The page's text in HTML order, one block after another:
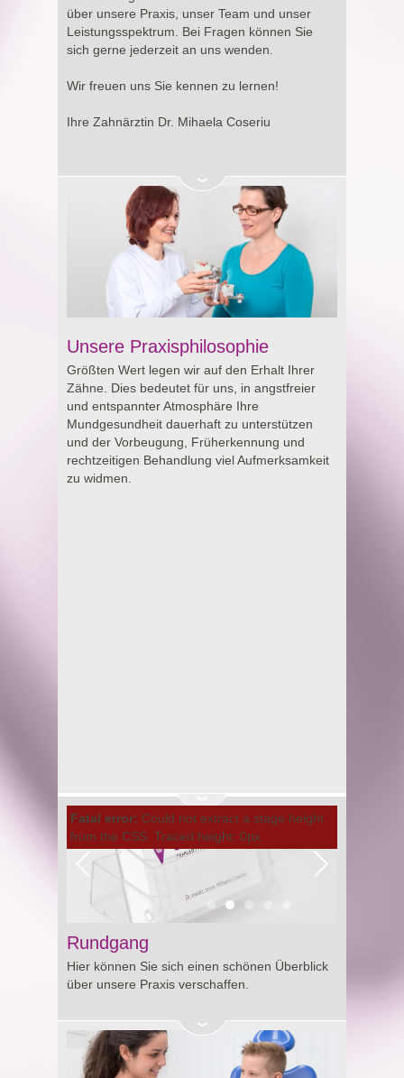
über unsere Praxis, unser Team und unser
Leistungsspektrum. Bei Fragen können Sie
sich gerne jederzeit an uns wenden.
Wir freuen uns Sie kennen zu lernen!
Ihre Zahnärztin Dr. Mihaela Coseriu
Unsere Praxisphilosophie
Größten Wert legen wir auf den Erhalt Ihrer
Zähne. Dies bedeutet für uns, in angstfreier
und entspannter Atmosphäre Ihre
Mundgesundheit dauerhaft zu unterstützen
und der Vorbeugung, Früherkennung und
rechtzeitigen Behandlung viel Aufmerksamkeit
zu widmen.
Fatal error: Could not extract a stage height
from the CSS. Traced height: 0px.
Rundgang
Hier können Sie sich einen schönen Überblick
über unsere Praxis verschaffen.